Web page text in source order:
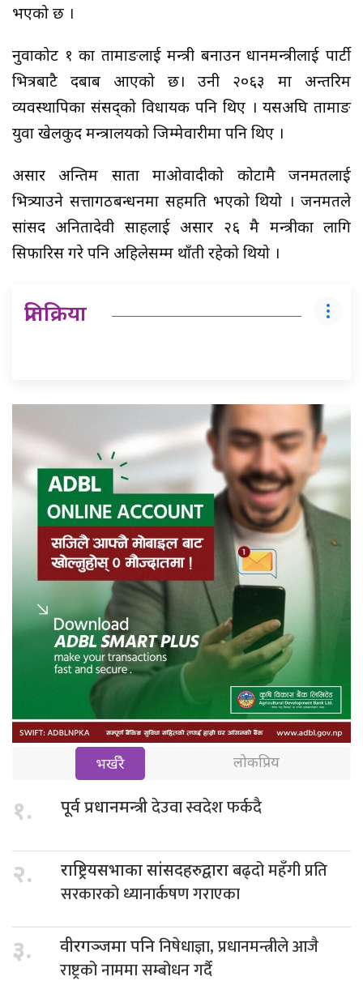
भएको छ ।
नुवाकोट १ का तामाङलाई मन्त्री बनाउन प्रधानमन्त्रीलाई पार्टी
भित्रबाटै दबाब आएको छ। उनी २०६३ मा अन्तरिम
व्यवस्थापिका संसद्को विधायक पनि थिए । यसअघि तामाङ
युवा खेलकुद मन्त्रालयको जिम्मेवारीमा पनि थिए ।
असार अन्तिम साता माओवादीको कोटामै जनमतलाई
भित्र्याउने सत्तागठबन्धनमा सहमति भएको थियो । जनमतले
सांसद अनितादेवी साहलाई असार २६ मै मन्त्रीका लागि
सिफारिस गरे पनि अहिलेसम्म थाँती रहेको थियो ।
प्रतिक्रिया
भर्खरै लोकप्रिय
१. पूर्व प्रधानमन्त्रीदेउवा स्वदेश फर्कदै
२. राष्ट्रियसभाका सांसदहरुद्वाराबढ्दो महँगी प्रति
सरकारको ध्यानार्कषण गराएका
३. वीरगञ्जमा पनिनिषेधाज्ञा, प्रधानमन्त्रीले आजै
राष्ट्रको नाममा सम्बोधन गर्दै